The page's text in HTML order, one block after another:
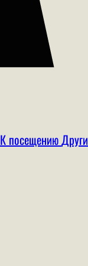
К посещению